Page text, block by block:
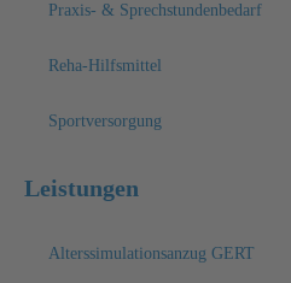
Praxis- & Sprechstundenbedarf
Reha-Hilfsmittel
Sportversorgung
Leistungen
Alterssimulationsanzug GERT